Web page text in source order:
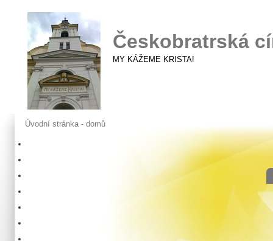
Českobratrská
MY KÁŽEME KRISTA!
Úvodní stránka - domů